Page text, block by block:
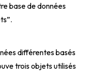
base de données
différentes basés
trois objets utilisés